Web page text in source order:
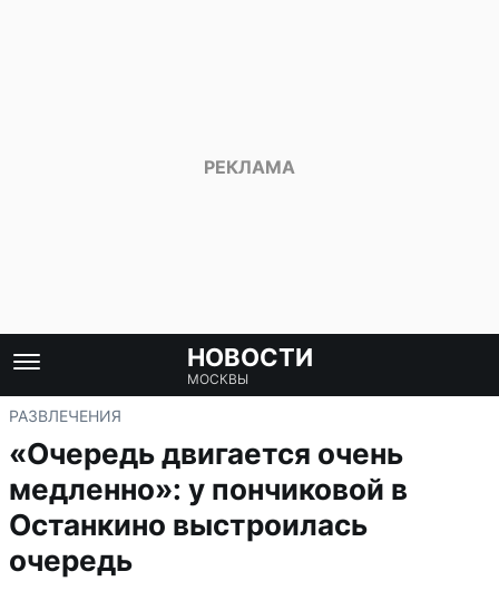
НОВОСТИ
МОСКВЫ
РАЗВЛЕЧЕНИЯ
«Очередь двигается очень
медленно»: у пончиковой в
Останкино выстроилась
очередь